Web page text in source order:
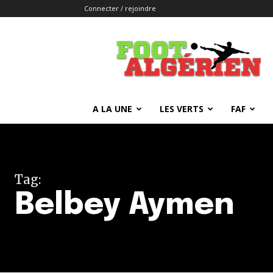
Connecter / rejoindre
FOOTALGERIEN
A LA UNE LES VERTS FAF
Tag:
Belbey Aymen